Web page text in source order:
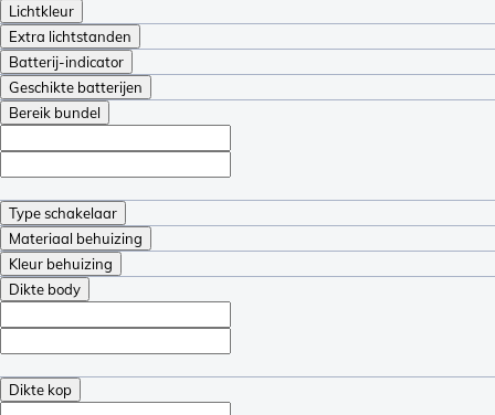
Lichtkleur
Extra lichtstanden
Batterij-indicator
Geschikte batterijen
Bereik bundel
Type schakelaar
Materiaal behuizing
Kleur behuizing
Dikte body
Dikte kop